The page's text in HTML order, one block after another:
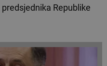
Republike